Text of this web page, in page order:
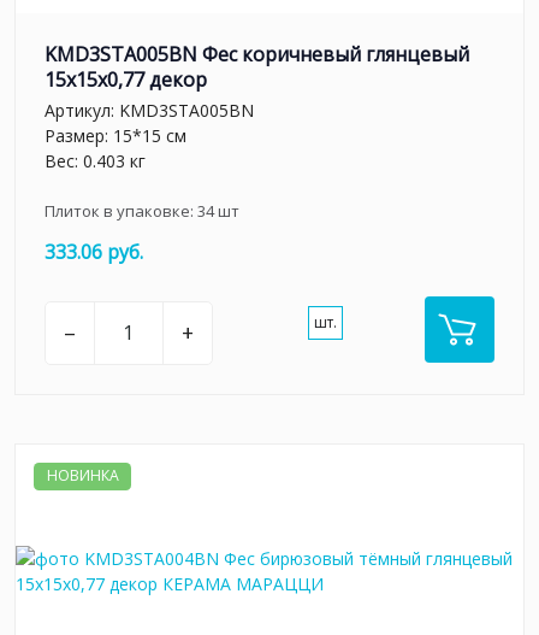
KMD3STA005BN Фес коричневый глянцевый
15x15x0,77 декор
Артикул: KMD3STA005BN
Размер: 15*15 см
Вес: 0.403 кг
Плиток в упаковке: 34шт
333.06 руб.
– + шт.
НОВИНКА